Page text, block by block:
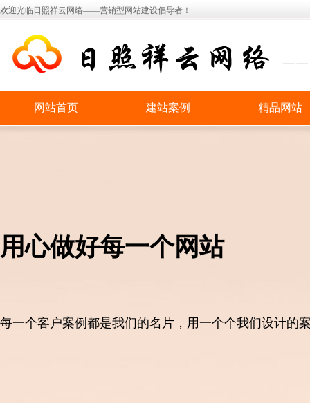
欢迎光临日照祥云网络——营销型网站建设倡导者！
网站首页 建站案例 精品网站
用心做好每一个网站
每一个客户案例都是我们的名片，用一个个我们设计的